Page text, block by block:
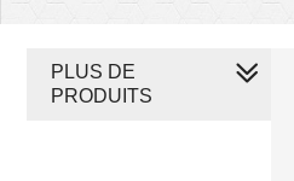
PLUS DE
PRODUITS